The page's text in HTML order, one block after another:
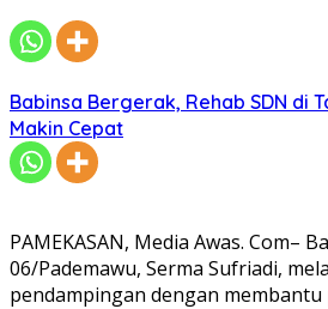
Babinsa Bergerak, Rehab SDN di
Makin Cepat
PAMEKASAN, Media Awas. Com–
06/Pademawu, Serma Sufriadi,
pendampingan dengan